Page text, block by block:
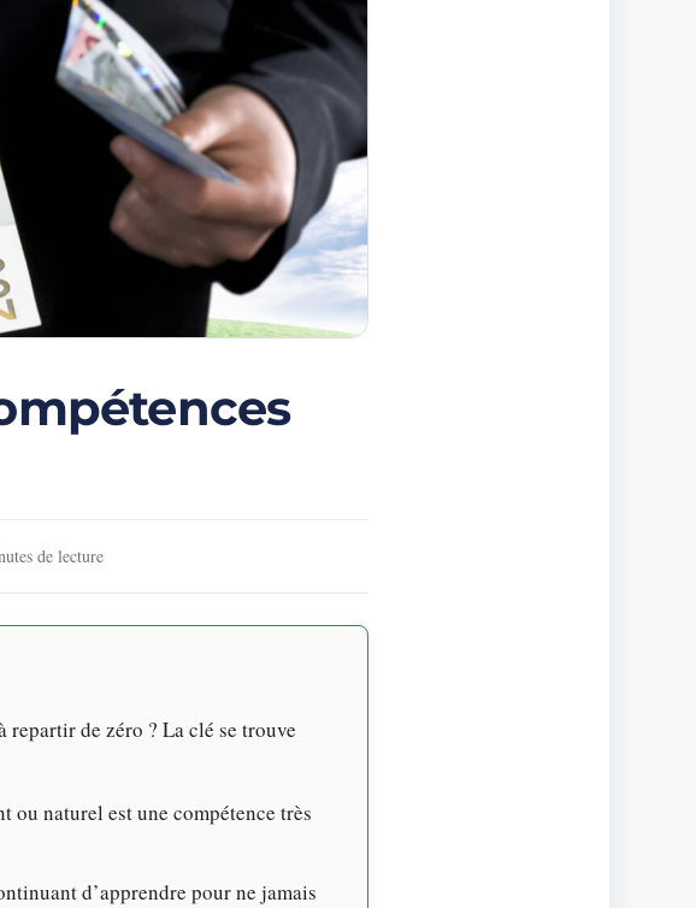
de lecture
repartir de zéro ? La clé se trouve
ou naturel est une compétence très
d’apprendre pour ne jamais